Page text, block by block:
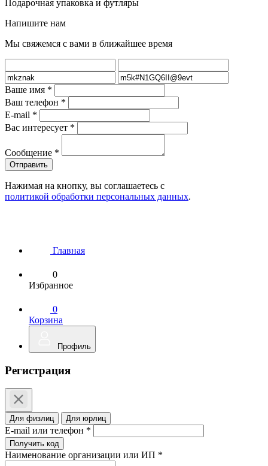
Подарочная упаковка и футляры
Напишите нам
Мы свяжемся с вами в ближайшее время
Ваше имя *
Ваш телефон *
E-mail *
Вас интересует *
Сообщение *
Нажимая на кнопку, вы соглашаетесь с
политикой обработки персональных данных.
Главная
0
Избранное
0
Корзина
Профиль
Регистрация
Для физлиц Для юрлиц
E-mail или телефон *
Получить код
Наименование организации или ИП *